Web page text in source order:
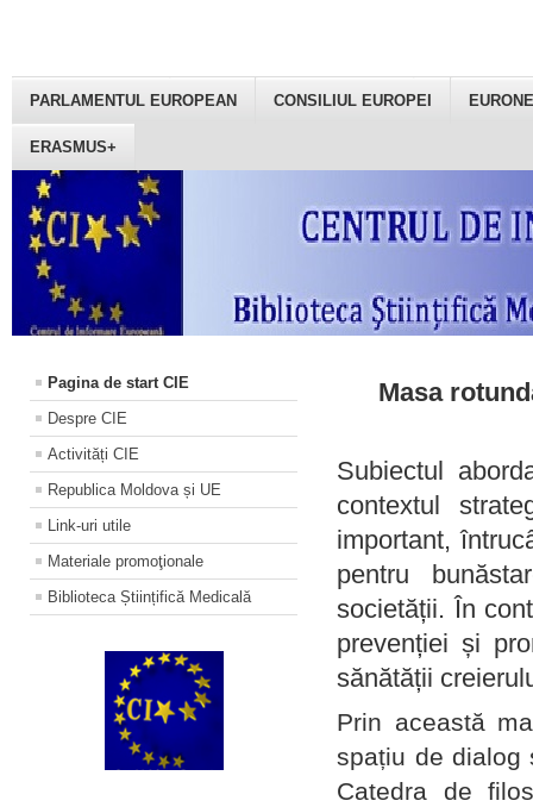
PARLAMENTUL EUROPEAN CONSILIUL EUROPEI
ERASMUS+
Pagina de start CIE
Despre CIE
Activități CIE
Republica Moldova și UE
Link-uri utile
Materiale promoţionale
Biblioteca Științifică Medicală
Masa
Subiectul
contextul
important,
pentru
societății. În
prevenției și
sănătății
Prin această
spațiu de dialog
Catedra de